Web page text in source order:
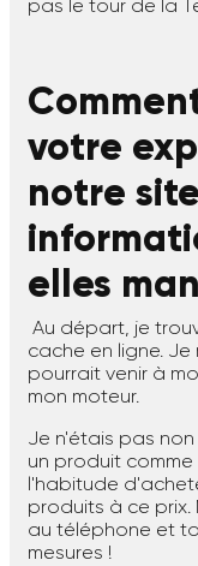
pas le tour de la
votre
notre
elles
Au départ, je
cache en ligne.
pourrait venir à
mon moteur.
Je n'étais pas
un produit
l'habitude
produits à ce prix.
au téléphone et
mesures !